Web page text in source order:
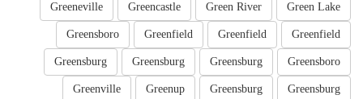
Green Lake
Green River
Greencastle
Greeneville
Greenfield
Greenfield
Greenfield
Greensboro
Greensboro
Greensburg
Greensburg
Greensburg
Greensburg
Greensburg
Greenup
Greenville